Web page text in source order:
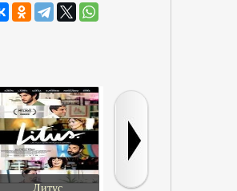
Литус Двойной дракон